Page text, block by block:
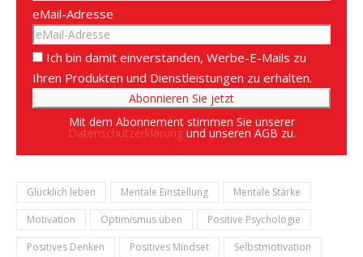
eMail-Adresse
Ich bin damit einverstanden, Werbe-E-Mails zu
Ihren Produkten und Dienstleistungen zu erhalten.
Mit dem Abonnement stimmen Sie unserer
Datenschutzerklärungund unseren AGB zu.
Glücklich leben Mentale Einstellung
Mentale Stärke
Motivation
Optimismus üben
Positive Psychologie
Positives Denken
Positives Mindset
Selbstmotivation